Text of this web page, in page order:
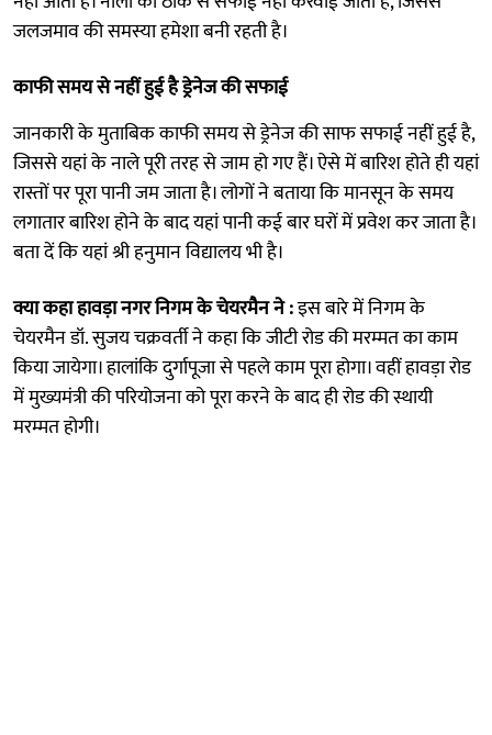
जलजमाव की समस्या हमेशा बनी रहती है।
काफी समय से नहीं हुई है ड्रेनेज की सफाई
जानकारी के मुताबिक काफी समय से ड्रेनेज की साफ सफाई नहीं हुई है,
जिससे यहां के नाले पूरी तरह से जाम हो गए हैं। ऐसे में बारिश होते ही यहां
रास्तों पर पूरा पानी जम जाता है। लोगों ने बताया कि मानसून के समय
लगातार बारिश होने के बाद यहां पानी कई बार घरों में प्रवेश कर जाता है।
बता दें कि यहां श्री हनुमान विद्यालय भी है।
क्या कहा हावड़ा नगर निगम के चेयरमैन ने :इस बारे में निगम के
चेयरमैन डॉ. सुजय चक्रवर्ती ने कहा कि जीटी रोड की मरम्मत का काम
किया जायेगा। हालांकि दुर्गापूजा से पहले काम पूरा होगा। वहीं हावड़ा रोड
में मुख्यमंत्री की परियोजना को पूरा करने के बाद ही रोड की स्थायी
मरम्मत होगी।